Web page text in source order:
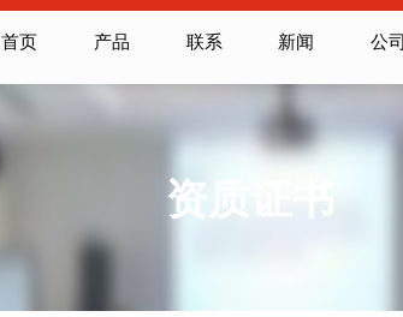
首页 产品 联系 新闻 公司
资质证书